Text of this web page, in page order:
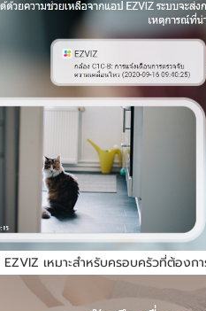
เหมาะสำหรับครอบครัวที่ต้อง